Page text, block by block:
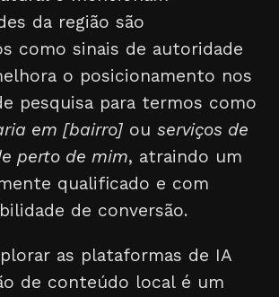
da região são
como sinais de autoridade
o posicionamento nos
pesquisa para termos como
em [bairro] ouserviços de
perto de mim, atraindo um
qualificado e com
de conversão.
as plataformas de IA
de conteúdo local é um